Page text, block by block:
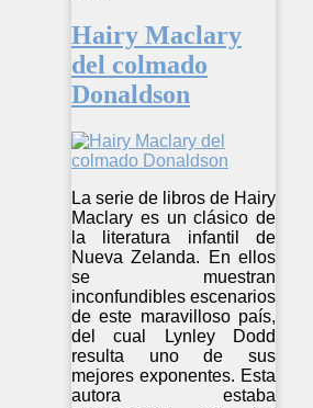
Hairy Maclary
del colmado
Donaldson
La serie de libros de Hairy
Maclary es un clásico de
la literatura infantil de
Nueva Zelanda. En ellos
se muestran
inconfundibles escenarios
de este maravilloso país,
del cual Lynley Dodd
resulta uno de sus
mejores exponentes. Esta
autora estaba